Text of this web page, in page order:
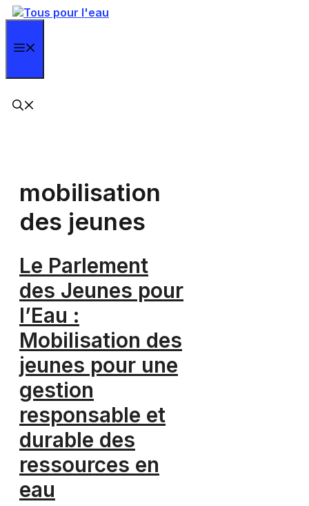
Aller
mobilisation
des jeunes
Le Parlement
des Jeunes pour
l’Eau :
Mobilisation des
jeunes pour une
gestion
responsable et
durable des
ressources en
eau